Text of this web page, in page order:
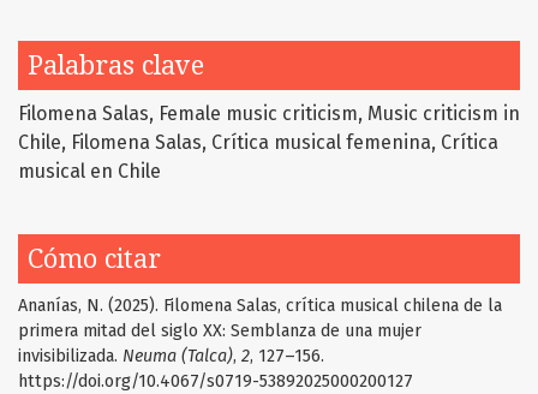
Palabras clave
Filomena Salas Female music criticism Music criticism in
Chile Filomena Salas Crítica musical femenina Crítica
musical en Chile
Cómo citar
Ananías, N. (2025). Filomena Salas, crítica musical chilena de la
primera mitad del siglo XX: Semblanza de una mujer
invisibilizada. Neuma (Talca), 2, 127–156.
https://doi.org/10.4067/s0719-53892025000200127